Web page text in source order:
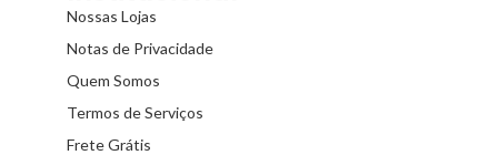
Nossas Lojas
Notas de Privacidade
Quem Somos
Termos de Serviços
Frete Grátis